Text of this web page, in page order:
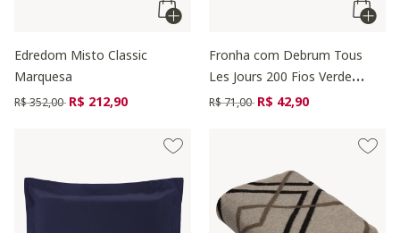
Edredom Misto Classic
Marquesa
Preço reduzido de
R$ 352,00 para
R$ 212,90
Fronha com Debrum Tous
Les Jours 200 Fios Verde
Menta
Preço reduzido de
R$ 71,00 para
R$ 42,90